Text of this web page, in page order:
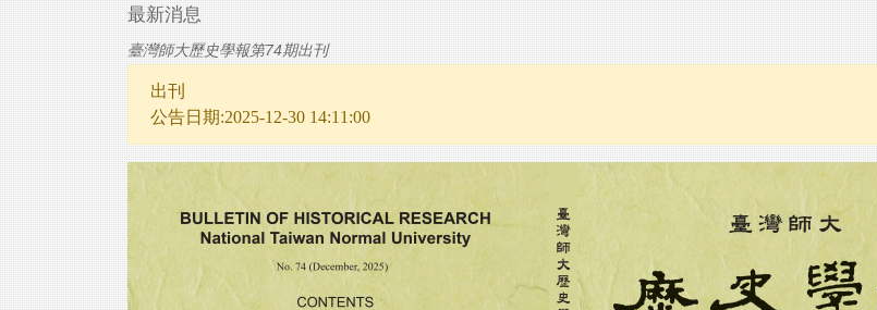
最新消息
臺灣師大歷史學報第74期出刊
出刊
公告日期:2025-12-30 14:11:00